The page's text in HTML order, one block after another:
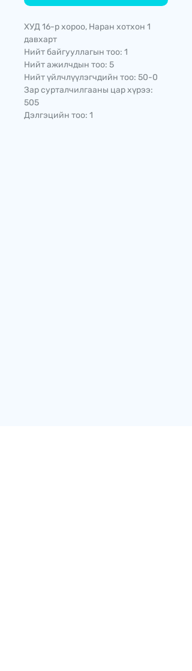
ХУД 16-р хороо, Наран хотхон 1
давхарт
Нийт байгууллагын тоо: 1
Нийт ажилчдын тоо: 5
Нийт үйлчлүүлэгчдийн тоо: 50-0
Зар сурталчилгааны цар хүрээ:
505
Дэлгэцийн тоо: 1